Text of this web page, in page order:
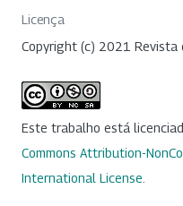
Licença
Copyright (c) 2021 Revista
Este trabalho está
Commons Attribution-
International License